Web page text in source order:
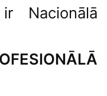
Nacionālā